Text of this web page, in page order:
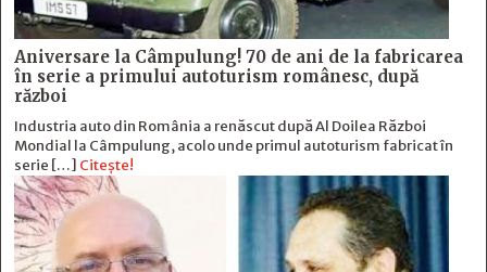
Aniversare la Câmpulung! 70 de ani de la fabricarea
în serie a primului autoturism românesc, după
război
Industria auto din România a renăscut după Al Doilea Război
Mondial la Câmpulung, acolo unde primul autoturism fabricat în
serie […] Citește!